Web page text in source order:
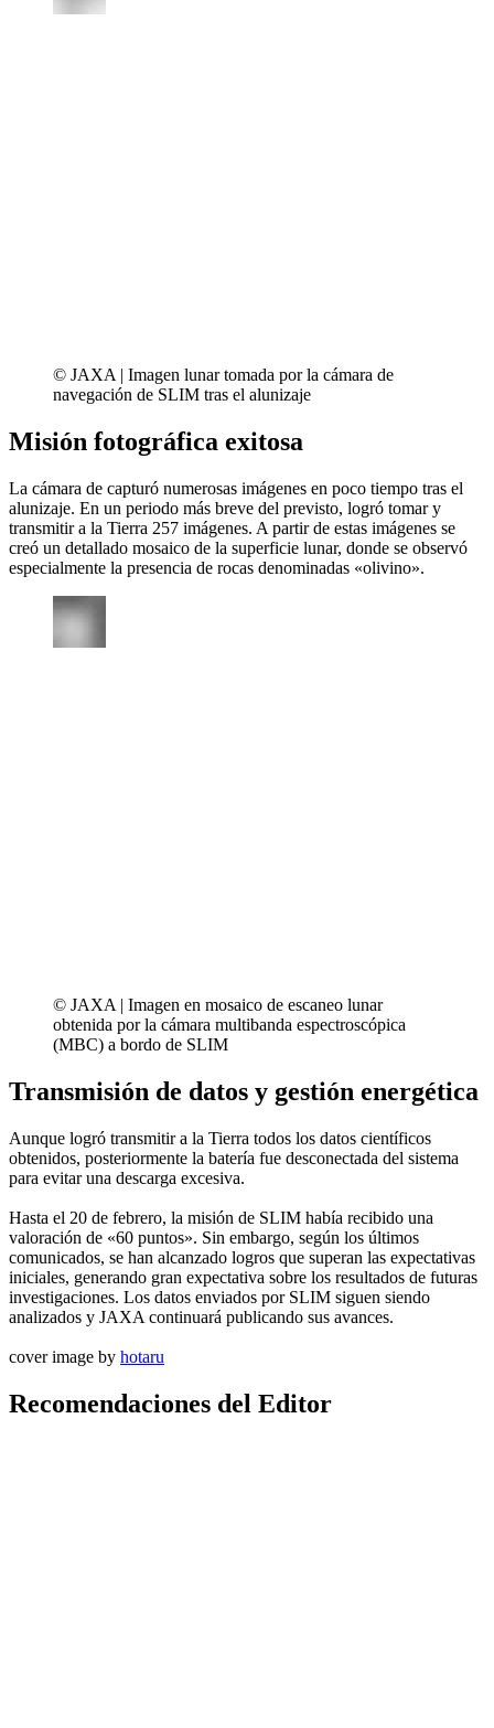
© JAXA | Imagen lunar tomada por la cámara de
navegación de SLIM tras el alunizaje
Misión fotográfica exitosa
La cámara de capturó numerosas imágenes en poco tiempo tras el
alunizaje. En un periodo más breve del previsto, logró tomar y
transmitir a la Tierra 257 imágenes. A partir de estas imágenes se
creó un detallado mosaico de la superficie lunar, donde se observó
especialmente la presencia de rocas denominadas «olivino».
© JAXA | Imagen en mosaico de escaneo lunar
obtenida por la cámara multibanda espectroscópica
(MBC) a bordo de SLIM
Transmisión de datos y gestión energética
Aunque logró transmitir a la Tierra todos los datos científicos
obtenidos, posteriormente la batería fue desconectada del sistema
para evitar una descarga excesiva.
Hasta el 20 de febrero, la misión de SLIM había recibido una
valoración de «60 puntos». Sin embargo, según los últimos
comunicados, se han alcanzado logros que superan las expectativas
iniciales, generando gran expectativa sobre los resultados de futuras
investigaciones. Los datos enviados por SLIM siguen siendo
analizados y JAXA continuará publicando sus avances.
cover image by hotaru
Recomendaciones del Editor